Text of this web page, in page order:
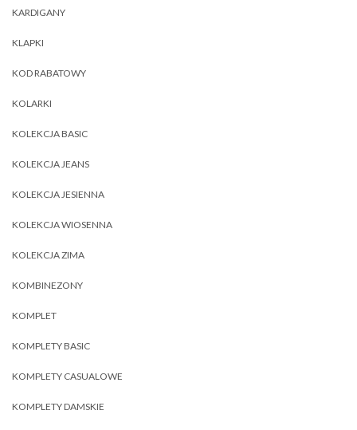
KARDIGANY
KLAPKI
KOD RABATOWY
KOLARKI
KOLEKCJA BASIC
KOLEKCJA JEANS
KOLEKCJA JESIENNA
KOLEKCJA WIOSENNA
KOLEKCJA ZIMA
KOMBINEZONY
KOMPLET
KOMPLETY BASIC
KOMPLETY CASUALOWE
KOMPLETY DAMSKIE